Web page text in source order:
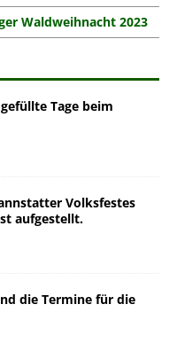
Waldweihnacht 2023
Tage beim
Volksfestes
aufgestellt.
die Termine für die